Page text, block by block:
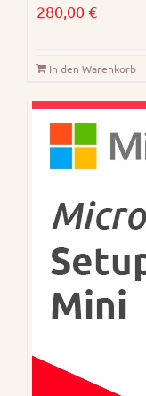
280,00€
In den Warenkorb